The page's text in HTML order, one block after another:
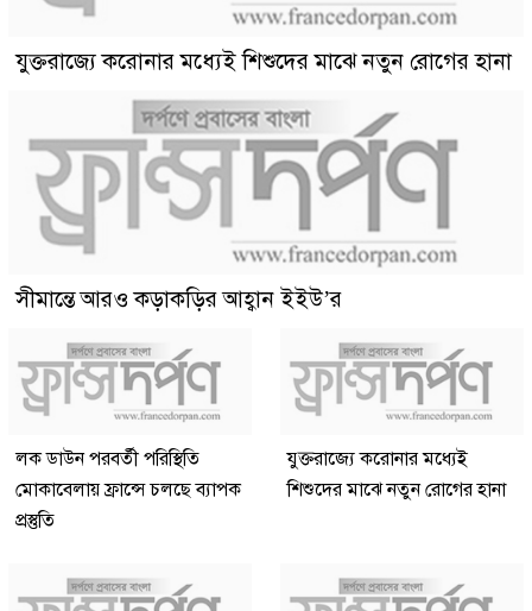
যুক্তরাজ্যে করোনার মধ্যেই শিশুদের মাঝে নতুন রোগের হানা
সীমান্তে আরও কড়াকড়ির আহ্বান ইইউ’র
লক ডাউন পরবর্তী পরিস্থিতি
মোকাবেলায় ফ্রান্সে চলছে ব্যাপক
প্রস্তুতি
যুক্তরাজ্যে করোনার মধ্যেই
শিশুদের মাঝে নতুন রোগের হানা